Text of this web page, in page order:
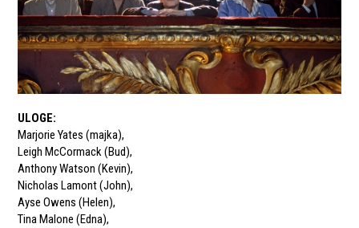
ULOGE:
Marjorie Yates (majka),
Leigh McCormack (Bud),
Anthony Watson (Kevin),
Nicholas Lamont (John),
Ayse Owens (Helen),
Tina Malone (Edna),